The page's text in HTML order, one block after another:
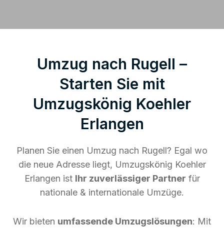
Umzug nach Rugell –
Starten Sie mit
Umzugskönig Koehler
Erlangen
Planen Sie einen Umzug nach Rugell? Egal wo
die neue Adresse liegt, Umzugskönig Koehler
Erlangen ist Ihr zuverlässiger Partner für
nationale & internationale Umzüge.
Wir bieten umfassende Umzugslösungen: Mit